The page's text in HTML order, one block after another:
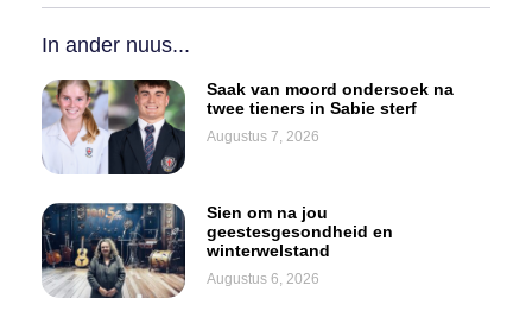
In ander nuus...
Saak van moord ondersoek na
twee tieners in Sabie sterf
Augustus 7, 2026
Sien om na jou
geestesgesondheid en
winterwelstand
Augustus 6, 2026